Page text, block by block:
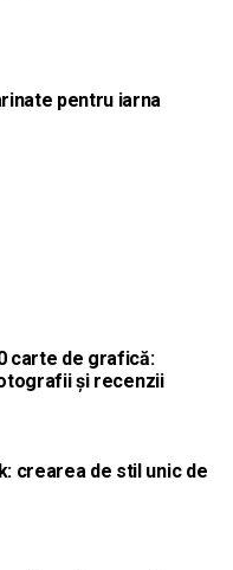
pentru iarna
carte de grafică:
și recenzii
crearea de stil unic de